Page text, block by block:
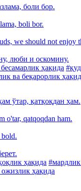
боли бор.
boli bor.
we should not enjoy
люби и оскомину.
ҳақида
ва беқарорлик
ўтар, қатқоқдан ҳам.
о'tar, qatqoqdan ham.
bold.
ҳақида
ожизлик ҳақида